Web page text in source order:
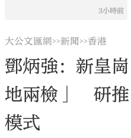
3小時前
大公文匯網>>新聞>>香港
鄧炳強：新皇
地兩檢」 研推
模式